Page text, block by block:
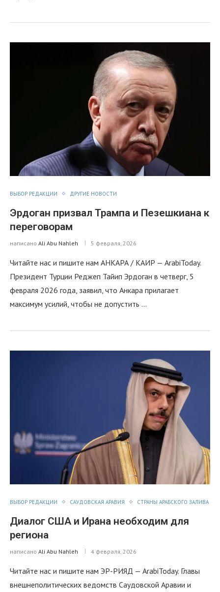
ВЫБОР РЕДАКЦИИ ДРУГИЕ НОВОСТИ
Эрдоган призвал Трампа и Пезешкиана к
переговорам
написано Ali Abu Nahleh 5 февраля, 2026
Читайте нас и пишите нам АНКАРА / КАИР — ArabiToday.
Президент Турции Реджеп Тайип Эрдоган в четверг, 5
февраля 2026 года, заявил, что Анкара прилагает
максимум усилий, чтобы не допустить …
ВЫБОР РЕДАКЦИИ САУДОВСКАЯ АРАВИЯ СТРАНЫ АРАБСКОГО ЗАЛИВА
Диалог США и Ирана необходим для
региона
написано Ali Abu Nahleh 4 февраля, 2026
Читайте нас и пишите нам ЭР-РИЯД — ArabiToday. Главы
внешнеполитических ведомств Саудовской Аравии и